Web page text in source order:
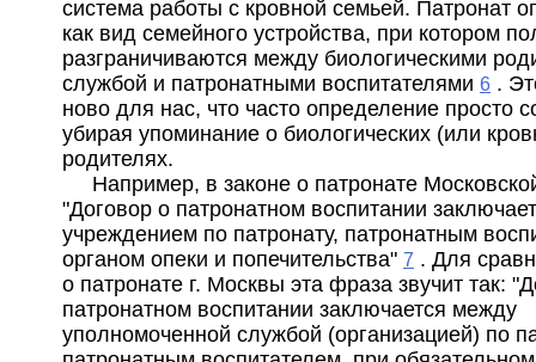
система работы с кровной семьей. Патронат
как вид семейного устройства, при котором
разграничиваются между биологическими
службой и патронатными воспитателями 6 .
ново для нас, что часто определение просто
убирая упоминание о биологических (или
родителях.
Например, в законе о патронате
"Договор о патронатном воспитании
учреждением по патронату, патронатным
органом опеки и попечительства" 7 . Для
о патронате г. Москвы эта фраза звучит так:
патронатном воспитании заключается между
уполномоченной службой (организацией) по